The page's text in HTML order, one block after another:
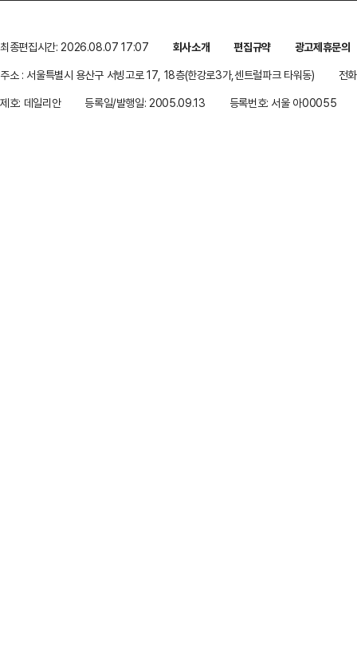
최종편집시간: 2026.08.07 17:07 회사소개 편집규약
광고제휴문의
주소 : 서울특별시 용산구 서빙고로 17, 18층(한강로3가,센트럴파크 타워동)
전
제호: 데일리안
등록일/발행일: 2005.09.13 등록번호: 서울 아00055